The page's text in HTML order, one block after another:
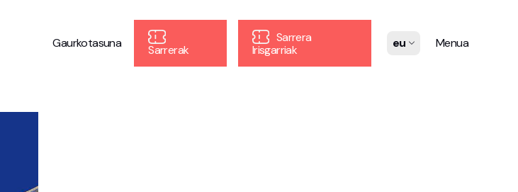
Gaurkotasuna Sarrerak
Sarrera
Irisgarriak
eu Menua